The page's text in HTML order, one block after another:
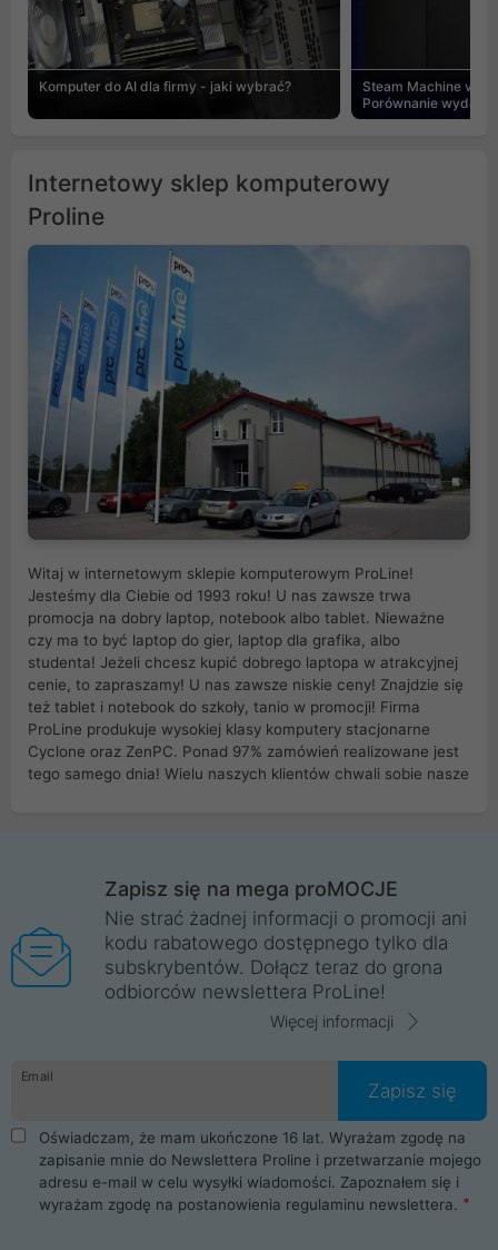
Komputer do AI dla firmy - jaki wybrać?
Steam Machine vs
Porównanie
Internetowy sklep komputerowy
Proline
Witaj w internetowym sklepie komputerowym ProLine!
Jesteśmy dla Ciebie od 1993 roku! U nas zawsze trwa
promocja na dobry laptop, notebook albo tablet. Nieważne
czy ma to być laptop do gier, laptop dla grafika, albo
studenta! Jeżeli chcesz kupić dobrego laptopa w atrakcyjnej
cenie, to zapraszamy! U nas zawsze niskie ceny! Znajdzie się
też tablet i notebook do szkoły, tanio w promocji! Firma
ProLine produkuje wysokiej klasy komputery stacjonarne
Cyclone oraz ZenPC. Ponad 97% zamówień realizowane jest
tego samego dnia! Wielu naszych klientów chwali sobie nasze
Wrocław, Poznań, Legnica, Katowice, Gliwice, Kalisz, Bytom,
Trzebnica, Opole. Szybka i profesjonalna obsługa!
ProLine to polska firma ze 100% polskim kapitałem. Działamy
legalnie i płacimy podatki w naszym kraju! Posiadamy siedzibę
główną w Mirkowie oraz salony na terenie kraju. Cała
komunikacja ze sklepem komputerowym ProLine jest
danych osobowych. Dlatego zakup notebooka albo laptopa w
ProLine to czysta przyjemność i pełne bezpieczeństwo.
Zaopatrzysz się u nas w akcesoria i części komputerowe
takie jak procesory, karty graficzne, płyty główne, pamięci,
dyski SSD, M.2 oraz HDD. Nasi pracownicy pomogą Ci wybrać
najlepszy zasilacz komputerowy oraz obudowę do komputera.
Poza komputerami mamy również najlepsze na rynku
Smartfony takich producentów jak Xiaomi, Apple, Samsung i
Zapisz się na mega proMOCJE
Nie strać żadnej informacji o promocji ani
kodu rabatowego dostępnego tylko dla
subskrybentów. Dołącz teraz do grona
odbiorców newslettera ProLine!
Więcej informacji
Email
Zapisz się
Oświadczam, że mam ukończone 16 lat. Wyrażam zgodę na
zapisanie mnie do Newslettera Proline i przetwarzanie mojego
adresu e-mail w celu wysyłki wiadomości. Zapoznałem się i
wyrażam zgodę na postanowienia regulaminu newslettera.